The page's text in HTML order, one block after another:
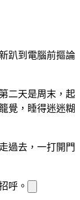
趴到電腦前摳論
二天是周末， 起
覺，睡得迷迷糊
過去，一打開門
呼。